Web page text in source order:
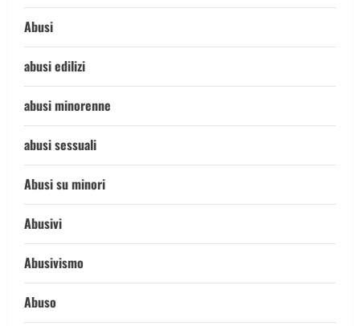
Abusi
abusi edilizi
abusi minorenne
abusi sessuali
Abusi su minori
Abusivi
Abusivismo
Abuso